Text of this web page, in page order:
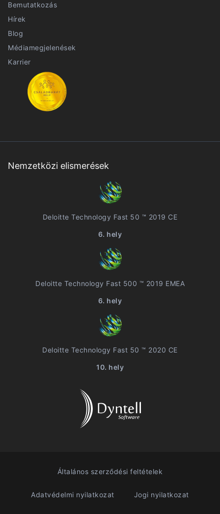
Bemutatkozás
Hírek
Blog
Médiamegjelenések
Karrier
Nemzetközi elismerések
Deloitte Technology Fast 50 ™ 2019 CE
6. hely
Deloitte Technology Fast 500 ™ 2019 EMEA
6. hely
Deloitte Technology Fast 50 ™ 2020 CE
10. hely
Általános szerződési feltételek
Adatvédelmi nyilatkozat Jogi nyilatkozat